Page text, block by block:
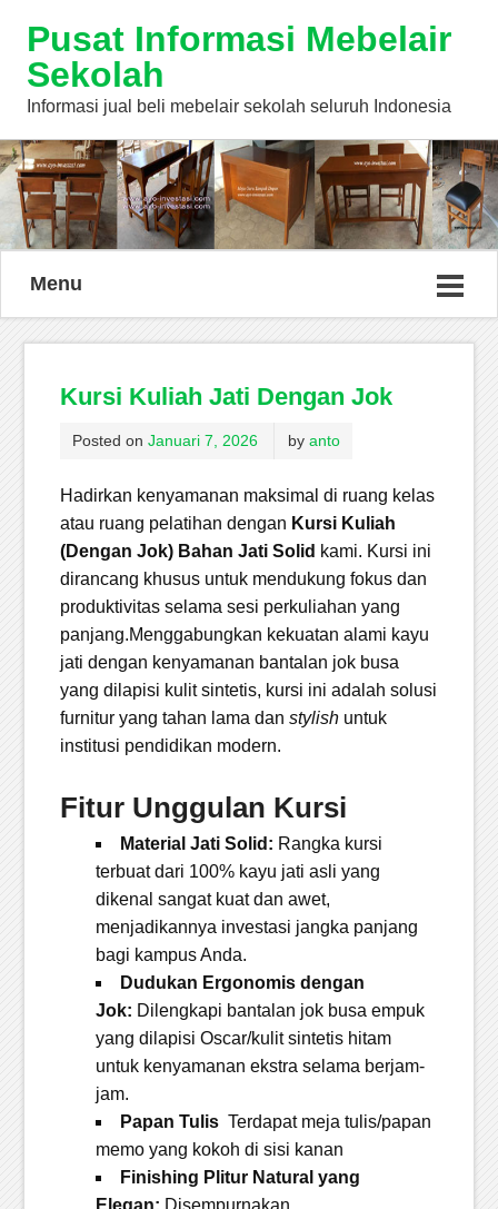
Pusat Informasi Mebelair
Sekolah
Informasi jual beli mebelair sekolah seluruh Indonesia
Menu
Kursi Kuliah Jati Dengan Jok
Posted on Januari 7, 2026 by anto
Hadirkan kenyamanan maksimal di ruang kelas
atau ruang pelatihan dengan Kursi Kuliah
(Dengan Jok) Bahan Jati Solid kami. Kursi ini
dirancang khusus untuk mendukung fokus dan
produktivitas selama sesi perkuliahan yang
panjang.Menggabungkan kekuatan alami kayu
jati dengan kenyamanan bantalan jok busa
yang dilapisi kulit sintetis, kursi ini adalah solusi
furnitur yang tahan lama dan stylishuntuk
institusi pendidikan modern.
Fitur Unggulan Kursi
Material Jati Solid: Rangka kursi
terbuat dari 100% kayu jati asli yang
dikenal sangat kuat dan awet,
menjadikannya investasi jangka panjang
bagi kampus Anda.
Dudukan Ergonomis dengan
Jok: Dilengkapi bantalan jok busa empuk
yang dilapisi Oscar/kulit sintetis hitam
untuk kenyamanan ekstra selama berjam-
jam.
Papan Tulis Terdapat meja tulis/papan
memo yang kokoh di sisi kanan
Finishing Plitur Natural yang